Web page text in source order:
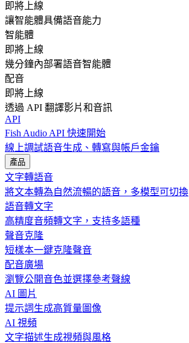
即將上線
讓智能體具備語音能力
智能體
即將上線
幾分鐘內部署語音智能體
配音
即將上線
透過 API 翻譯影片和音訊
API
Fish Audio API 快速開始
線上調試語音生成、轉寫與帳戶金鑰
產品
文字轉語音
將文本轉為自然流暢的語音，多模型可切換
語音轉文字
高精度音頻轉文字，支持多語種
聲音克隆
短樣本一鍵克隆聲音
配音廣場
瀏覽公開音色並選擇參考聲線
AI 圖片
提示詞生成高質量圖像
AI 視頻
文字描述生成視頻與風格